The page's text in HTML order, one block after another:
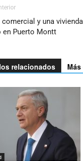
comercial y una
en Puerto Montt
relacionados